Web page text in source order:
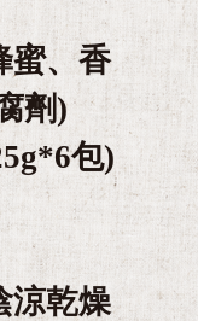
蜜、香
劑)
包)
涼乾燥